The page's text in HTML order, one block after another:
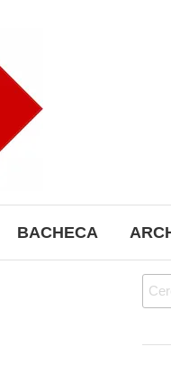
BACHECA